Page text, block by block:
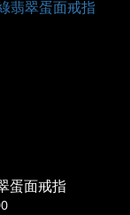
蛋面戒指